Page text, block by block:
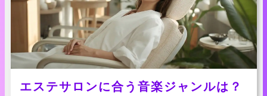
エステサロンに合う音楽ジャンルは？